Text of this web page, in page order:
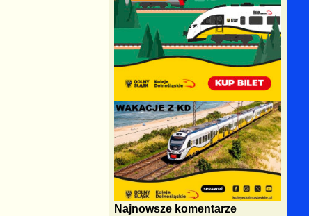
Najnowsze komentarze